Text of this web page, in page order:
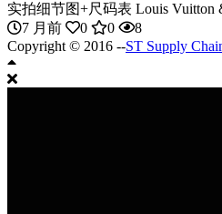
实拍细节图+尺码表 Louis Vuitton
7 月前
0 0
8
Copyright © 2016 --ST Supply